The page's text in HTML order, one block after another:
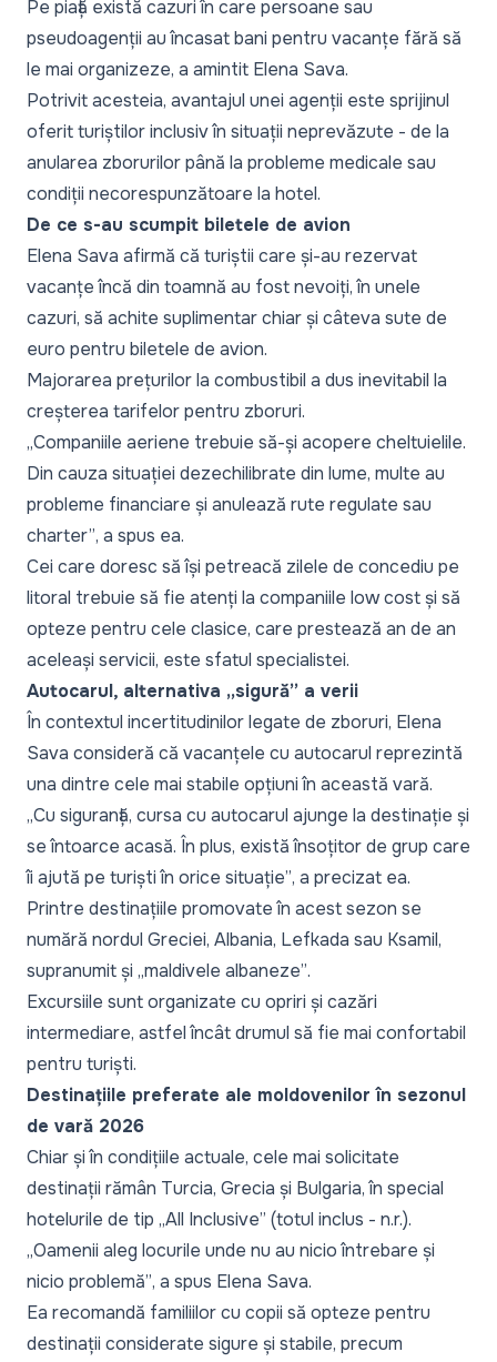
Pe piață există cazuri în care persoane sau
pseudoagenții au încasat bani pentru vacanțe fără să
le mai organizeze, a amintit Elena Sava.
Potrivit acesteia, avantajul unei agenții este sprijinul
oferit turiștilor inclusiv în situații neprevăzute - de la
anularea zborurilor până la probleme medicale sau
condiții necorespunzătoare la hotel.
De ce s-au scumpit biletele de avion
Elena Sava afirmă că turiștii care și-au rezervat
vacanțe încă din toamnă au fost nevoiți, în unele
cazuri, să achite suplimentar chiar și câteva sute de
euro pentru biletele de avion.
Majorarea prețurilor la combustibil a dus inevitabil la
creșterea tarifelor pentru zboruri.
„Companiile aeriene trebuie să-și acopere cheltuielile.
Din cauza situației dezechilibrate din lume, multe au
probleme financiare și anulează rute regulate sau
charter”, a spus ea.
Cei care doresc să își petreacă zilele de concediu pe
litoral trebuie să fie atenți la companiile low cost și să
opteze pentru cele clasice, care prestează an de an
aceleași servicii, este sfatul specialistei.
Autocarul, alternativa „sigură” a verii
În contextul incertitudinilor legate de zboruri, Elena
Sava consideră că vacanțele cu autocarul reprezintă
una dintre cele mai stabile opțiuni în această vară.
„Cu siguranță, cursa cu autocarul ajunge la destinație și
se întoarce acasă. În plus, există însoțitor de grup care
îi ajută pe turiști în orice situație”, a precizat ea.
Printre destinațiile promovate în acest sezon se
numără nordul Greciei, Albania, Lefkada sau Ksamil,
supranumit și „maldivele albaneze”.
Excursiile sunt organizate cu opriri și cazări
intermediare, astfel încât drumul să fie mai confortabil
pentru turiști.
Destinațiile preferate ale moldovenilor în sezonul
de vară 2026
Chiar și în condițiile actuale, cele mai solicitate
destinații rămân Turcia, Grecia și Bulgaria, în special
hotelurile de tip „All Inclusive” (totul inclus - n.r.).
„Oamenii aleg locurile unde nu au nicio întrebare și
nicio problemă”, a spus Elena Sava.
Ea recomandă familiilor cu copii să opteze pentru
destinații considerate sigure și stabile, precum